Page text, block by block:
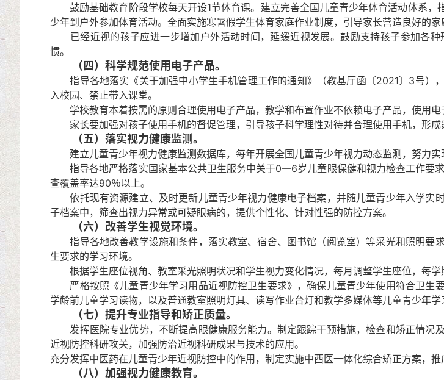
鼓励基础教育阶段学校每天开设1节体育课。建立完善全国儿童青少年体育活动体系，
少年到户外参加体育活动。全面实施寒暑假学生体育家庭作业制度，引导家长营造良好的家
已经近视的孩子应进一步增加户外活动时间，延缓近视发展。鼓励支持孩子参加各
惯。
（四）科学规范使用电子产品。
指导各地落实《关于加强中小学生手机管理工作的通知》（教基厅函〔2021〕3号）
入校园、禁止带入课堂。
学校教育本着按需的原则合理使用电子产品，教学和布置作业不依赖电子产品，使用
家长要加强对孩子使用手机的督促管理，引导孩子科学理性对待并合理使用手机，形成
（五）落实视力健康监测。
建立儿童青少年视力健康监测数据库，每年开展全国儿童青少年视力动态监测，努力实
指导各地严格落实国家基本公共卫生服务中关于0—6岁儿童眼保健和视力检查工作要
查覆盖率达90％以上。
依托现有资源建立、及时更新儿童青少年视力健康电子档案，并随儿童青少年入学实
子档案中，筛查出视力异常或可疑眼病的，提供个性化、针对性强的防控方案。
（六）改善学生视觉环境。
指导各地改善教学设施和条件，落实教室、宿舍、图书馆（阅览室）等采光和照明要
生要求的学习环境。
根据学生座位视角、教室采光照明状况和学生视力变化情况，每月调整学生座位，每学
严格按照《儿童青少年学习用品近视防控卫生要求》，确保儿童青少年使用符合卫生
学龄前儿童学习读物，以及普通教室照明灯具、读写作业台灯和教学多媒体等儿童青少年
（七）提升专业指导和矫正质量。
发挥医院专业优势，不断提高眼健康服务能力。制定跟踪干预措施，检查和矫正情况
近视防控科研攻关，加强防治近视科研成果与技术的应用。
充分发挥中医药在儿童青少年近视防控中的作用，制定实施中西医一体化综合矫正方案，推
（八）加强视力健康教育。